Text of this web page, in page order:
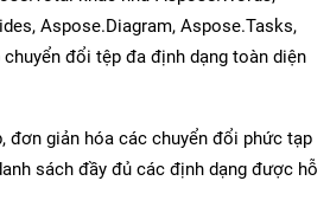
Aspose.Diagram, Aspose.Tasks,
đổi tệp đa định dạng toàn diện
giản hóa các chuyển đổi phức tạp
sách đầy đủ các định dạng được hỗ